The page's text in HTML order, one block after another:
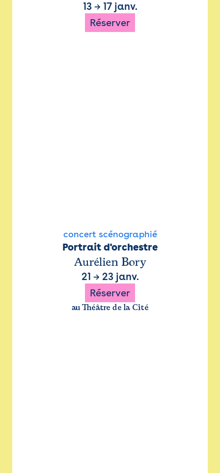
13→ 17 janv.
Réserver
concert scénographié
Portrait d'orchestre
Aurélien Bory
21 → 23 janv.
Réserver
au Théâtre de la Cité